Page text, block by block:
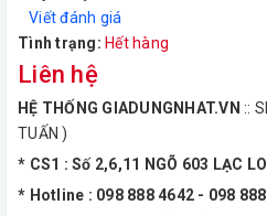
Viết đánh giá
Tình trạng: Hết hàng
Liên hệ
HỆ THỐNG GIADUNGNHAT.VN ::
TUẤN )
* CS1 : Số 2,6,11 NGÕ 603 LẠC
* Hotline : 098 888 4642 - 098